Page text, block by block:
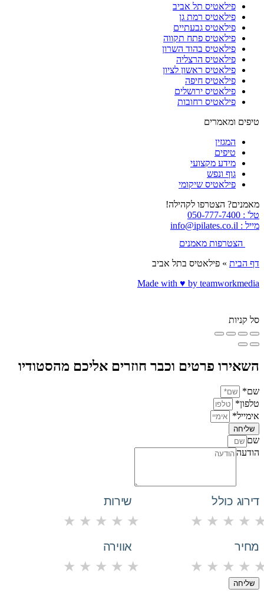
פילאטיס תל אביב
פילאטיס רמת גן
פילאטיס גבעתיים
פילאטיס פתח תקווה
פילאטיס בהוד השרון
פילאטיס הרצליה
פילאטיס ראשון לציון
פילאטיס חיפה
פילאטיס ירושלים
פילאטיס רחובות
טיפים ומאמרים
המגזין
טיפים
מידע מקצועי
גוף ונפש
פילאטיס שיקומי
מאמנים? הצטרפו לקהילה!
טל' : 050-777-7400
מייל : info@ipilates.co.il
הצטרפות מאמנים
דף הבית » פילאטיס בתל אביב
Made with ♥️ by teamworkmedia
סל קניות
השאירו פרטים וכבר חוזרים אליכם מהסטודיו
שם*
טלפון*
אימייל*
שליחה
שם
הודעה
דירוג כולל
★ ★ ★ ★
שירות
★ ★ ★ ★ ★
מחיר
★ ★ ★ ★
אווירה
★ ★ ★ ★ ★
שליחה